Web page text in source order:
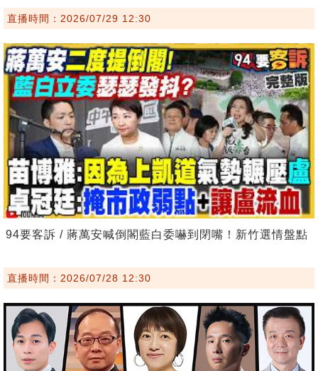
直播時間：2026/07/29 12:30
94要客訴 / 蔣萬安喊倒閣藍白委嚇到閉嘴！新竹選情盤點
直播時間：2026/07/28 12:30